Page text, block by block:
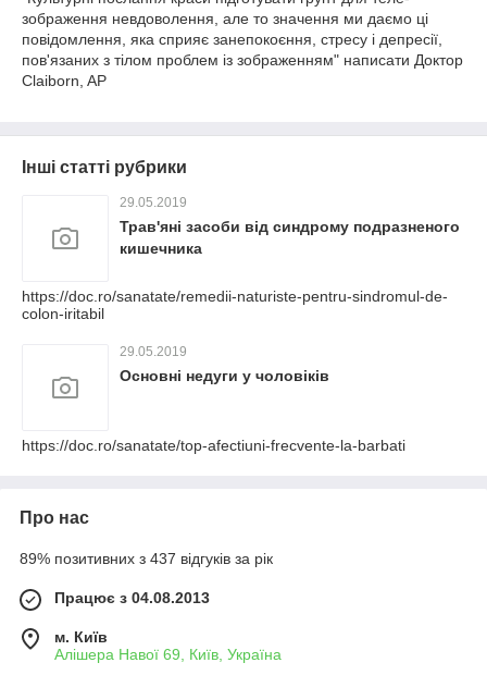
зображення невдоволення, але то значення ми даємо ці
повідомлення, яка сприяє занепокоєння, стресу і депресії,
пов'язаних з тілом проблем із зображенням" написати Доктор
Claiborn, AP
Інші статті рубрики
29.05.2019
Трав'яні засоби від синдрому подразненого
кишечника
https://doc.ro/sanatate/remedii-naturiste-pentru-sindromul-de-
colon-iritabil
29.05.2019
Основні недуги у чоловіків
https://doc.ro/sanatate/top-afectiuni-frecvente-la-barbati
Про нас
89% позитивних з 437 відгуків за рік
Працює з 04.08.2013
м. Київ
Алішера Навої 69, Київ, Україна